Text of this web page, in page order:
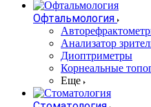
Офтальмология
Анализатор
Диоптриметры
Корнеальные
Еще